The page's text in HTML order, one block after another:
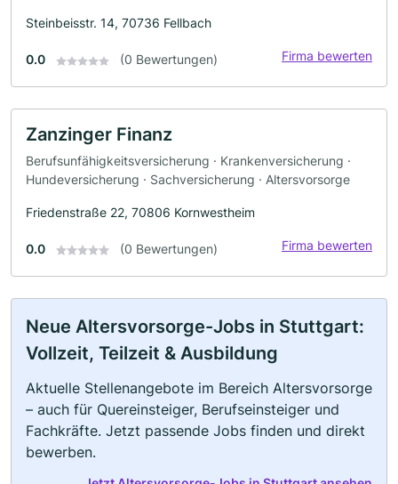
Steinbeisstr. 14, 70736 Fellbach
0.0 (0 Bewertungen) Firma bewerten
Zanzinger Finanz
Berufsunfähigkeitsversicherung · Krankenversicherung ·
Hundeversicherung · Sachversicherung · Altersvorsorge
Friedenstraße 22, 70806 Kornwestheim
0.0 (0 Bewertungen) Firma bewerten
Neue Altersvorsorge-Jobs in Stuttgart:
Vollzeit, Teilzeit & Ausbildung
Aktuelle Stellenangebote im Bereich Altersvorsorge
– auch für Quereinsteiger, Berufseinsteiger und
Fachkräfte. Jetzt passende Jobs finden und direkt
bewerben.